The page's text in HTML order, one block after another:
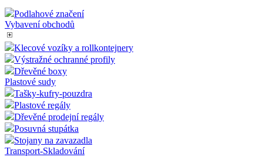
Podlahové značení
Vybavení obchodů
Klecové vozíky a rollkontejnery
Výstražné ochranné profily
Dřevěné boxy
Plastové sudy
Tašky-kufry-pouzdra
Plastové regály
Dřevěné prodejní regály
Posuvná stupátka
Stojany na zavazadla
Transport-Skladování